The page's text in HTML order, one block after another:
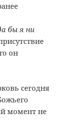
бы я ни
он
сегодня
момент не